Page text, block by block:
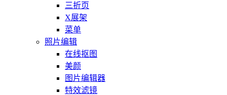
三折页
X展架
菜单
照片编辑
在线抠图
美颜
图片编辑器
特效滤镜